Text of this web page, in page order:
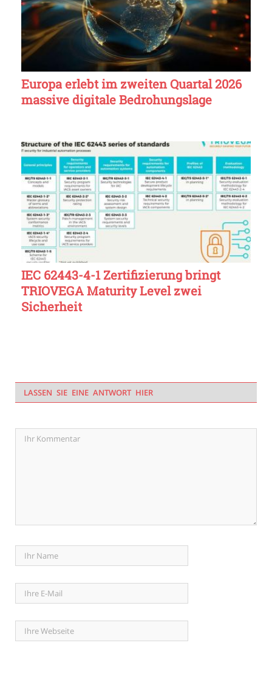
Europa erlebt im zweiten Quartal 2026
massive digitale Bedrohungslage
IEC 62443-4-1 Zertifizierung bringt
TRIOVEGA Maturity Level zwei
Sicherheit
LASSEN SIE EINE ANTWORT HIER